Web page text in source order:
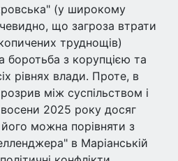
(у широкому
що загроза втрати
труднощів)
боротьба з корупцією та
рівнях влади. Проте, в
між суспільством і
2025 року досяг
можна порівняти з
в Маріанській